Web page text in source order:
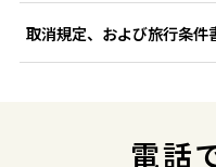
取消規定、および旅行条件
電話